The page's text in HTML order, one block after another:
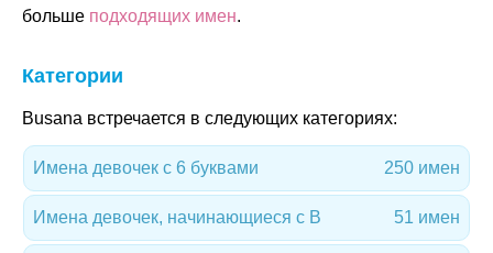
больше подходящих имен.
Категории
Busana встречается в следующих категориях:
Имена девочек с 6 буквами 250 имен
Имена девочек, начинающиеся с B 51 имен